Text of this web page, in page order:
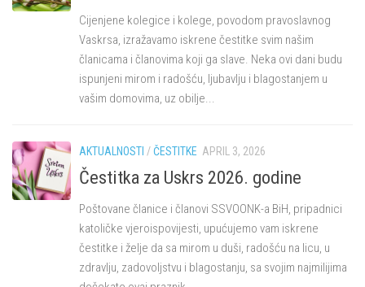
Cijenjene kolegice i kolege, povodom pravoslavnog
Vaskrsa, izražavamo iskrene čestitke svim našim
članicama i članovima koji ga slave. Neka ovi dani budu
ispunjeni mirom i radošću, ljubavlju i blagostanjem u
vašim domovima, uz obilje...
AKTUALNOSTI /ČESTITKE APRIL 3, 2026
Čestitka za Uskrs 2026. godine
Poštovane članice i članovi SSVOONK-a BiH, pripadnici
katoličke vjeroispovijesti, upućujemo vam iskrene
čestitke i želje da sa mirom u duši, radošću na licu, u
zdravlju, zadovoljstvu i blagostanju, sa svojim najmilijima